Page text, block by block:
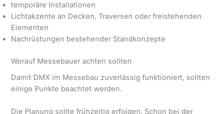
temporäre Installationen
Lichtakzente an Decken, Traversen oder freistehenden
Elementen
Nachrüstungen bestehender Standkonzepte
Worauf Messebauer achten sollten
Damit DMX im Messebau zuverlässig funktioniert, sollten
einige Punkte beachtet werden.
Die Planung sollte frühzeitig erfolgen. Schon bei der